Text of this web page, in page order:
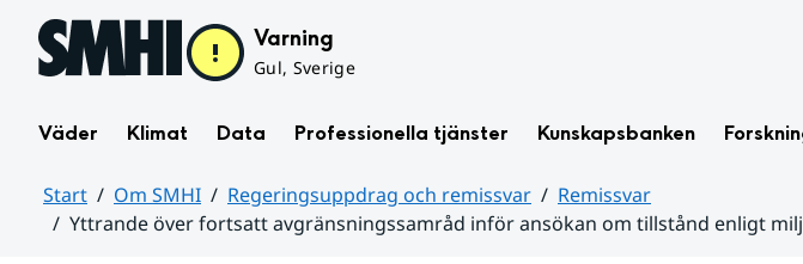
Hoppa till sidans innehåll Varning
Gul, Sverige
Väder Klimat Data Professionella tjänster Kunskapsbanken
Start Om SMHI Regeringsuppdrag och remissvar
Remissvar
Yttrande över fortsatt avgränsningssamråd inför ansökan om tillstånd enligt